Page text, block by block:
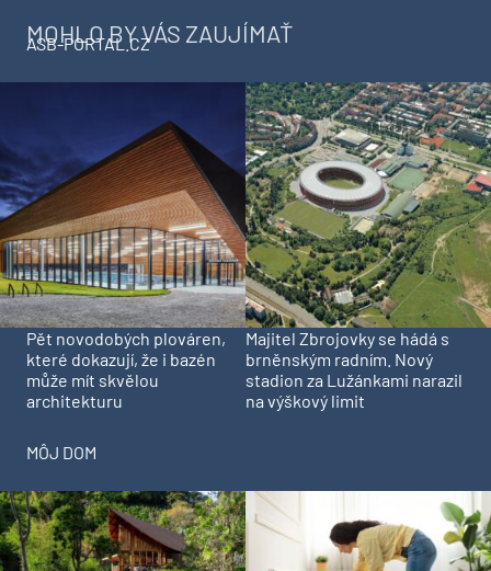
MOHLO BY VÁS ZAUJÍMAŤ
ASB-PORTAL.CZ
Pět novodobých plováren,
které dokazují, že i bazén
může mít skvělou
architekturu
Majitel Zbrojovky se hádá s
brněnským radním. Nový
stadion za Lužánkami narazil
na výškový limit
MÔJ DOM